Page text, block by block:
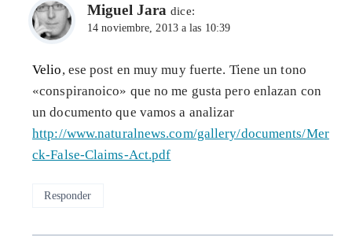
Miguel Jara dice:
14 noviembre, 2013 a las 10:39
Velio, ese post en muy muy fuerte. Tiene un tono
«conspiranoico» que no me gusta pero enlazan con
un documento que vamos a analizar
http://www.naturalnews.com/gallery/documents/Mer
ck-False-Claims-Act.pdf
Responder